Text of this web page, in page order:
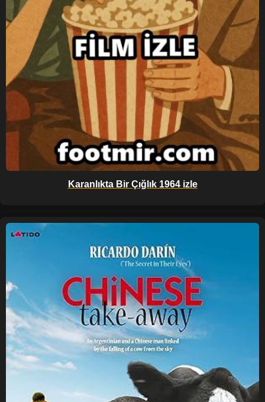
Karanlıkta Bir Çığlık 1964 izle